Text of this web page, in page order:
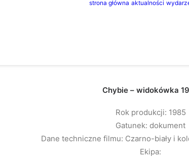
strona główna aktualności
Chybie – widokówka
Rok produkcji: 1985
Gatunek: dokument
Dane techniczne filmu: Czarno-biały i
Ekipa: